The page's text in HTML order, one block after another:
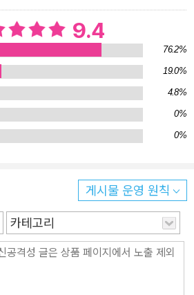
동가, 변호사, 산재 피해 유가족,
노동자, 요양 보호사까지 총 17명을
이 있다. ‘그림자 노동’이라는 말이
무도 안 보이지만 보이기 시작하면
주변의 노동자들이다. 각자의 자리에
세상을 떠받치는 존재이다. 평범한
다. 이들은 세상의 척도인 고액 연봉,
은 물증이 있는 성취로 보면 평범하
바꾸면 평가가 달라진다. 인간의 존
심과 돌봄 측면에서 보면 누구도 평
다._‘책머리에’에서 “인간은 밥
9.4
76.2%
19.0%
4.8%
0%
0%
게시물 운영 원칙
카테고리